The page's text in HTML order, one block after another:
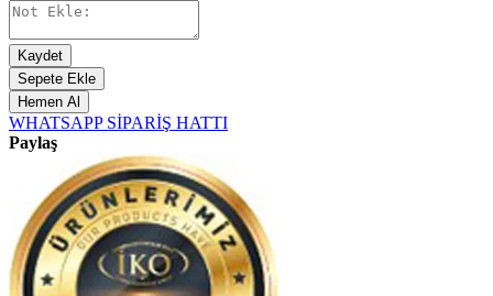
Kaydet
Sepete Ekle
Hemen Al
WHATSAPP SİPARİŞ HATTI
Paylaş